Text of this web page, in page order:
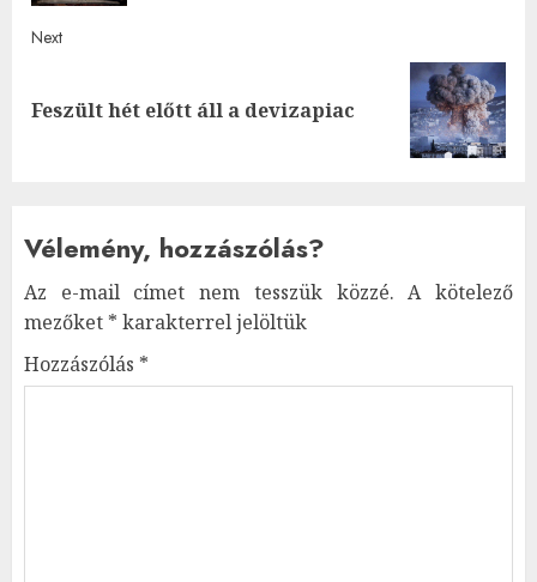
Next
Next
Feszült hét előtt áll a devizapiac
Vélemény, hozzászólás?
Az e-mail címet nem tesszük közzé. A kötelező
mezőket * karakterrel jelöltük
Hozzászólás *